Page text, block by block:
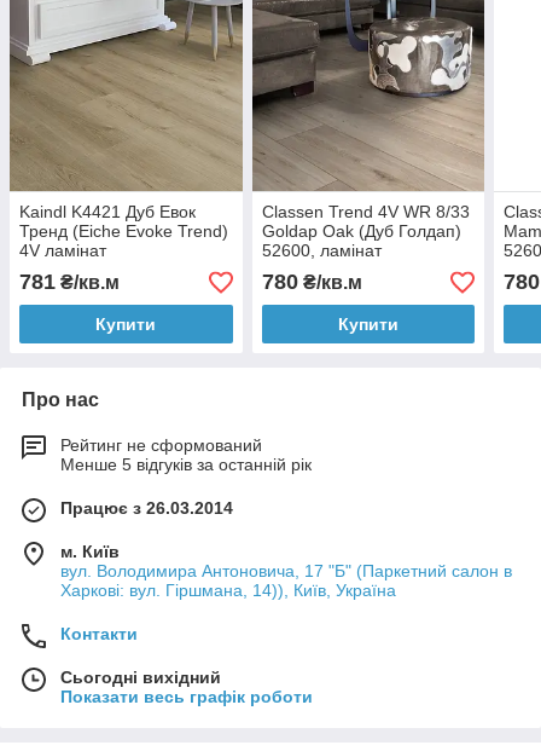
Kaindl K4421 Дуб Евок
Тренд (Eiche Evoke Trend)
4V ламінат
781 ₴/кв.м
Купити
Classen Trend 4V WR 8/33
Goldap Oak (Дуб Голдап)
52600, ламінат
780₴/кв.м
Купити
780
Про нас
Рейтинг не сформований
Менше 5 відгуків за останній рік
Працює з 26.03.2014
м. Київ
вул. Володимира Антоновича, 17 "Б" (Паркетний салон в
Харкові: вул. Гіршмана, 14)), Київ, Україна
Контакти
Сьогодні вихідний
Показати весь графік роботи